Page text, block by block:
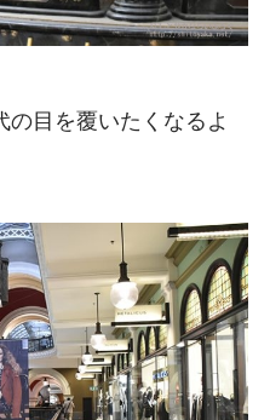
の目を覆いたくなるよ